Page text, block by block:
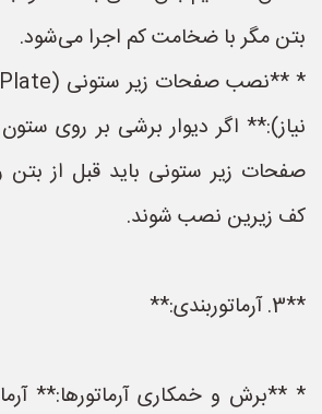
بتن مگر با ضخامت کم اجرا می‌شود.
نیاز):** اگر دیوار برشی بر روی ستون
صفحات زیر ستونی باید قبل از بتن
کف زیرین نصب شوند.
**3. آرماتوربندی:**
* **برش و خمکاری آرماتورها:**